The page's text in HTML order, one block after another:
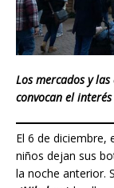
Los mercados y
convocan el
El 6 de diciembre,
niños dejan sus
la noche anterior.